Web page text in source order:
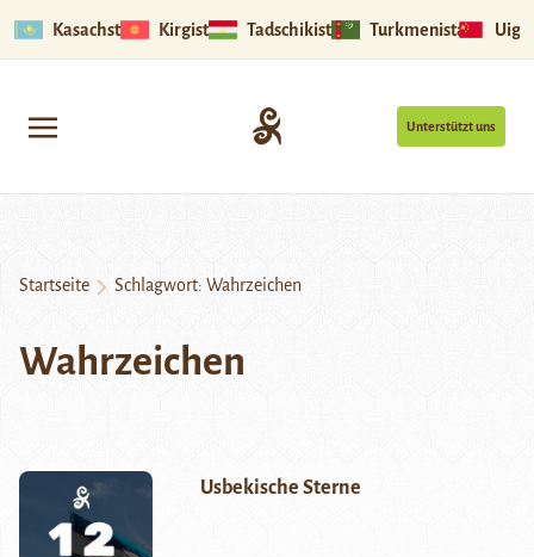
Kasachstan Kirgistan Tadschikistan Turkmenistan
Unterstützt uns
Startseite Schlagwort: Wahrzeichen
Wahrzeichen
Usbekische Sterne